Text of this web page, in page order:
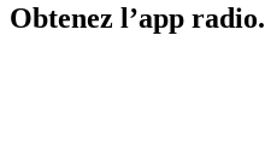
Obtenez l’app